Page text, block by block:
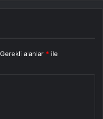
Gerekli alanlar * ile